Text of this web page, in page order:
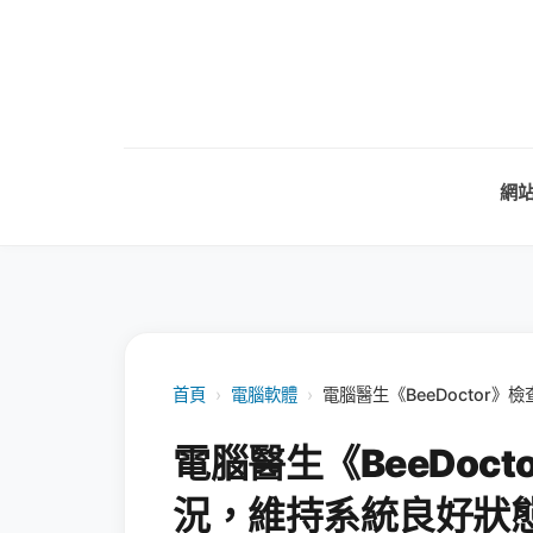
網
首頁 › 電腦軟體 › 電腦醫生《BeeDoctor》檢
電腦醫生《
況，維持系統良好狀